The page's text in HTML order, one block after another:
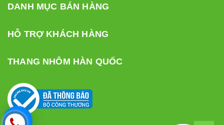
DANH MỤC BÁN HÀNG
HỖ TRỢ KHÁCH HÀNG
THANG NHÔM HÀN QUỐC